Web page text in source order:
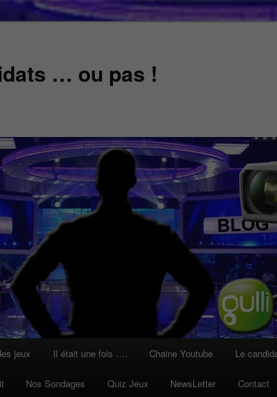
… ou pas !
jeux Il était une fois …. Chaine Youtube Le
Nos Sondages Quiz Jeux NewsLetter Contact